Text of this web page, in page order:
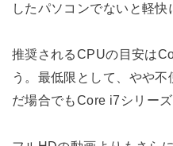
したパソコンでないと軽快
推奨されるCPUの目安は
う。最低限として、やや
だ場合でもCore i7シリーズ